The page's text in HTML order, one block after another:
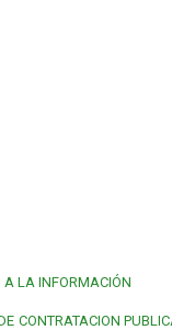
A LA INFORMACIÓN
CONTRATACION